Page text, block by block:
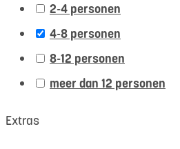
2-4 personen
4-8 personen
8-12 personen
meer dan 12 personen
Extras